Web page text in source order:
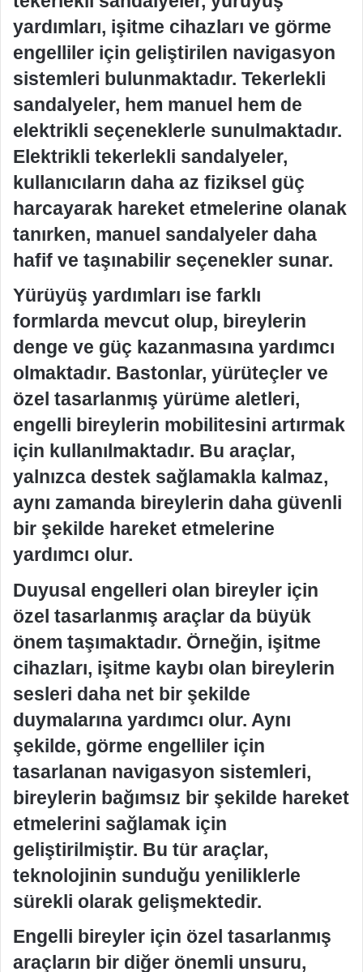
yardımları, işitme cihazları ve görme
engelliler için geliştirilen navigasyon
sistemleri bulunmaktadır. Tekerlekli
sandalyeler, hem manuel hem de
elektrikli seçeneklerle sunulmaktadır.
Elektrikli tekerlekli sandalyeler,
kullanıcıların daha az fiziksel güç
harcayarak hareket etmelerine olanak
tanırken, manuel sandalyeler daha
hafif ve taşınabilir seçenekler sunar.
Yürüyüş yardımları ise farklı
formlarda mevcut olup, bireylerin
denge ve güç kazanmasına yardımcı
olmaktadır. Bastonlar, yürüteçler ve
özel tasarlanmış yürüme aletleri,
engelli bireylerin mobilitesini artırmak
için kullanılmaktadır. Bu araçlar,
yalnızca destek sağlamakla kalmaz,
aynı zamanda bireylerin daha güvenli
bir şekilde hareket etmelerine
yardımcı olur.
Duyusal engelleri olan bireyler için
özel tasarlanmış araçlar da büyük
önem taşımaktadır. Örneğin, işitme
cihazları, işitme kaybı olan bireylerin
sesleri daha net bir şekilde
duymalarına yardımcı olur. Aynı
şekilde, görme engelliler için
tasarlanan navigasyon sistemleri,
bireylerin bağımsız bir şekilde hareket
etmelerini sağlamak için
geliştirilmiştir. Bu tür araçlar,
teknolojinin sunduğu yeniliklerle
sürekli olarak gelişmektedir.
Engelli bireyler için özel tasarlanmış
araçların bir diğer önemli unsuru,